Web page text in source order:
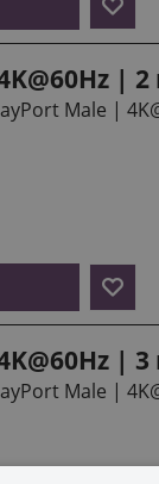
|
Male |
|
Male |